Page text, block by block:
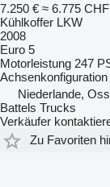
7.250 € ≈ 6.775 CHF
Kühlkoffer LKW
2008
Euro 5
Motorleistung 247
Achsenkonfiguration
Niederlande, Oss
Battels Trucks
Verkäufer
Zu Favoriten